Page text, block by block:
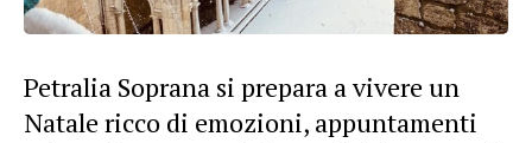
Petralia Soprana si prepara a vivere un
Natale ricco di emozioni, appuntamenti